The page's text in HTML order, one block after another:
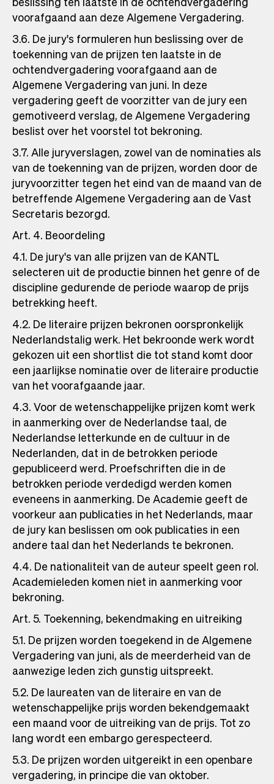
voorafgaand aan deze Algemene Vergadering.
3.6. De jury's formuleren hun beslissing over de
toekenning van de prijzen ten laatste in de
ochtendvergadering voorafgaand aan de
Algemene Vergadering van juni. In deze
vergadering geeft de voorzitter van de jury een
gemotiveerd verslag, de Algemene Vergadering
beslist over het voorstel tot bekroning.
3.7. Alle juryverslagen, zowel van de nominaties als
van de toekenning van de prijzen, worden door de
juryvoorzitter tegen het eind van de maand van de
betreffende Algemene Vergadering aan de Vast
Secretaris bezorgd.
Art. 4. Beoordeling
4.1. De jury's van alle prijzen van de KANTL
selecteren uit de productie binnen het genre of de
discipline gedurende de periode waarop de prijs
betrekking heeft.
4.2. De literaire prijzen bekronen oorspronkelijk
Nederlandstalig werk. Het bekroonde werk wordt
gekozen uit een shortlist die tot stand komt door
een jaarlijkse nominatie over de literaire productie
van het voorafgaande jaar.
4.3. Voor de wetenschappelijke prijzen komt werk
in aanmerking over de Nederlandse taal, de
Nederlandse letterkunde en de cultuur in de
Nederlanden, dat in de betrokken periode
gepubliceerd werd. Proefschriften die in de
betrokken periode verdedigd werden komen
eveneens in aanmerking. De Academie geeft de
voorkeur aan publicaties in het Nederlands, maar
de jury kan beslissen om ook publicaties in een
andere taal dan het Nederlands te bekronen.
4.4. De nationaliteit van de auteur speelt geen rol.
Academieleden komen niet in aanmerking voor
bekroning.
Art. 5. Toekenning, bekendmaking en uitreiking
5.1. De prijzen worden toegekend in de Algemene
Vergadering van juni, als de meerderheid van de
aanwezige leden zich gunstig uitspreekt.
5.2. De laureaten van de literaire en van de
wetenschappelijke prijs worden bekendgemaakt
een maand voor de uitreiking van de prijs. Tot zo
lang wordt een embargo gerespecteerd.
5.3. De prijzen worden uitgereikt in een openbare
vergadering, in principe die van oktober.